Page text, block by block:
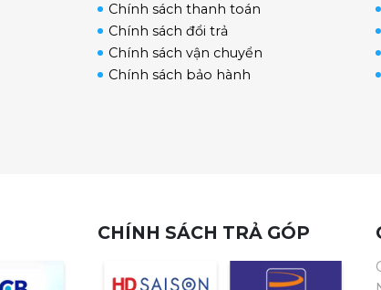
Chính sách thanh toán
Chính sách đổi trả
Chính sách vận chuyển
Chính sách bảo hành
CHÍNH SÁCH TRẢ GÓP